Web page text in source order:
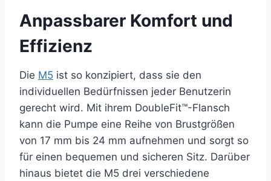
Anpassbarer Komfort und
Effizienz
Die M5 ist so konzipiert, dass sie den
individuellen Bedürfnissen jeder Benutzerin
gerecht wird. Mit ihrem DoubleFit™-Flansch
kann die Pumpe eine Reihe von Brustgrößen
von 17 mm bis 24 mm aufnehmen und sorgt so
für einen bequemen und sicheren Sitz. Darüber
hinaus bietet die M5 drei verschiedene